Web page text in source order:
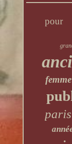
pour
femme
paris